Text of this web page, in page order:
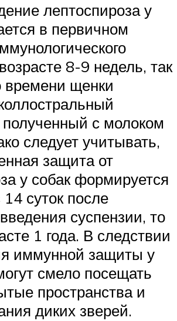
лептоспироза у
в первичном
8-9 недель, так
времени щенки
с молоком
следует учитывать,
защита от
у собак формируется
суток после
суспензии, то
1 года. В следствии
иммунной защиты у
смело посещать
пространства и
диких зверей.